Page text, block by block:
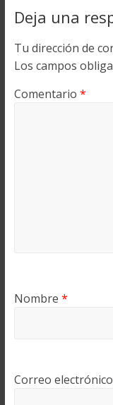
Deja una
Tu dirección de
Los campos
Comentario *
Nombre *
Correo electrónico